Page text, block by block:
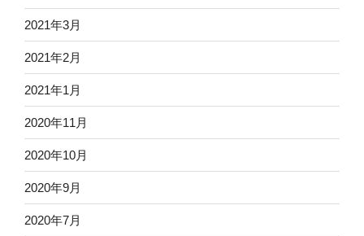
2021年3月
2021年2月
2021年1月
2020年11月
2020年10月
2020年9月
2020年7月